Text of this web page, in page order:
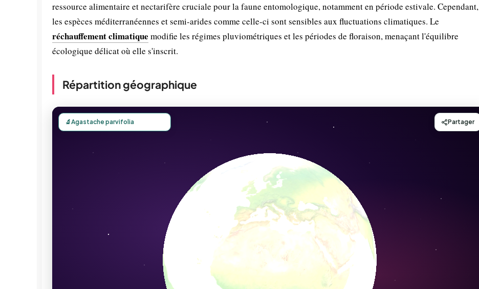
ressource alimentaire et nectarifère cruciale pour la faune entomologique, notamment en période estivale. Cependant,
les espèces méditerranéennes et semi-arides comme celle-ci sont sensibles aux fluctuations climatiques. Le
réchauffement climatique modifie les régimes pluviométriques et les périodes de floraison, menaçant l'équilibre
écologique délicat où elle s'inscrit.
Répartition géographique